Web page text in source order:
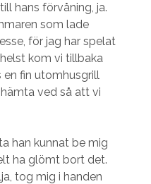
hans förvåning, ja.
som lade
för jag har spelat
kom vi tillbaka
fin utomhusgrill
ved så att vi
han kunnat be mig
ha glömt bort det.
tog mig i handen